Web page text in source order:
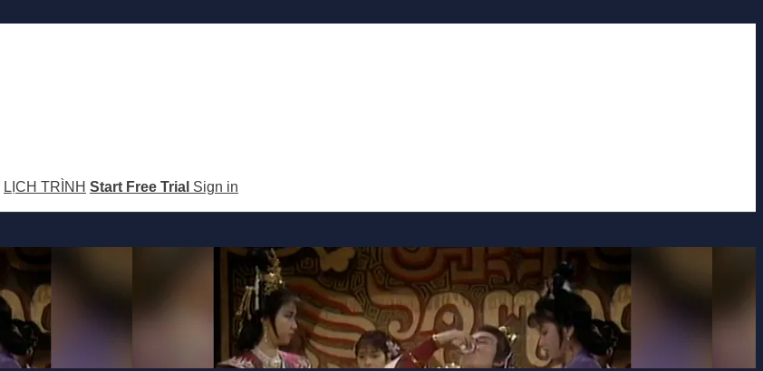
LỊCH TRÌNH Start Free Trial Sign in